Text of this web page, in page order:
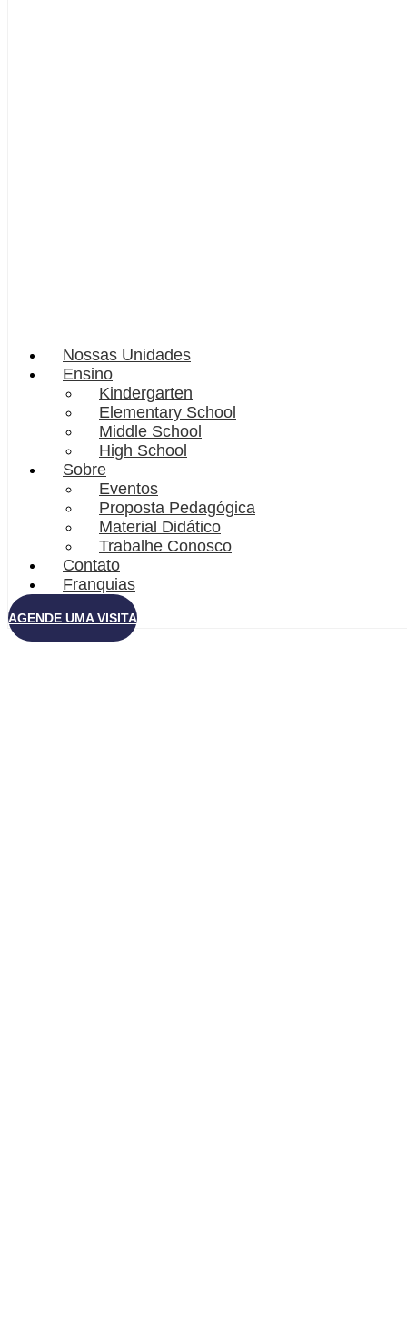
Nossas Unidades
Ensino
Kindergarten
Elementary School
Middle School
High School
Sobre
Eventos
Proposta Pedagógica
Material Didático
Trabalhe Conosco
Contato
Franquias
AGENDE UMA VISITA